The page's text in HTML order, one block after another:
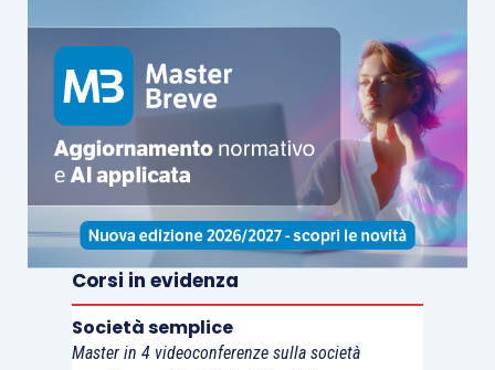
3886/2015 che essi stessi hanno richiamato.
Dunque, tutta la nostra solidarietà alnotaio di
Latinachiamato in causa dall’Agenzia come
coobbligato per le imposte non versatein
relazione alla disposizione dei beni in trust e
frustrato dalla pronuncia “double face” della
CTR Lazio, nella convinzione chequesta non
potrà che essere cassata dalla Suprema Corte.
Corsi in evidenza
Società semplice
Master in 4 videoconferenze sulla società